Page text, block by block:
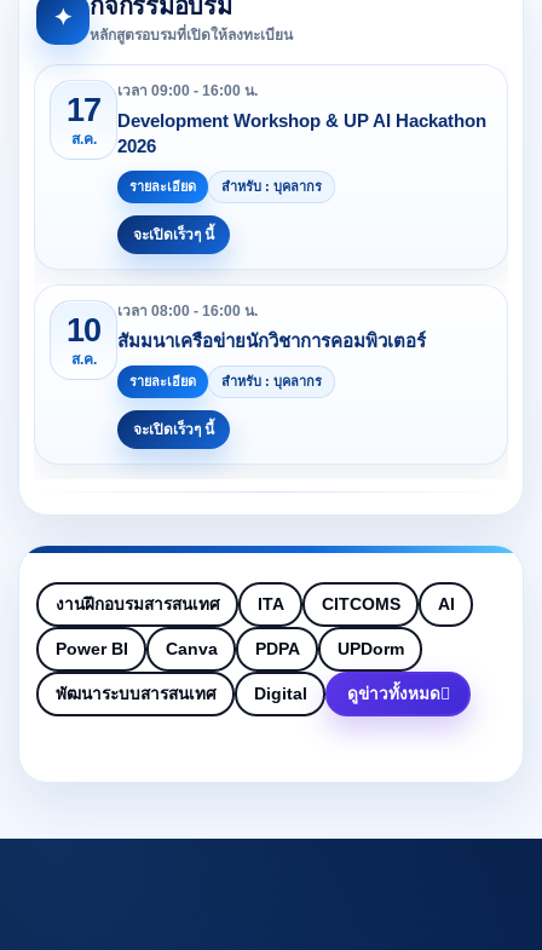
✦ กิจกรรมอบรม
หลักสูตรอบรมที่เปิดให้ลงทะเบียน
17
ส.ค.
เวลา 09:00 - 16:00 น.
Development Workshop & UP AI Hackathon
2026
รายละเอียด สำหรับ : บุคลากร
จะเปิดเร็วๆ นี้
10
ส.ค.
เวลา 08:00 - 16:00 น.
สัมมนาเครือข่ายนักวิชาการคอมพิวเตอร์
รายละเอียด สำหรับ : บุคลากร
จะเปิดเร็วๆ นี้
งานฝึกอบรมสารสนเทศ ITA CITCOMS AI
Power BI Canva PDPA UPDorm
พัฒนาระบบสารสนเทศ Digital ดูข่าวทั้งหมด